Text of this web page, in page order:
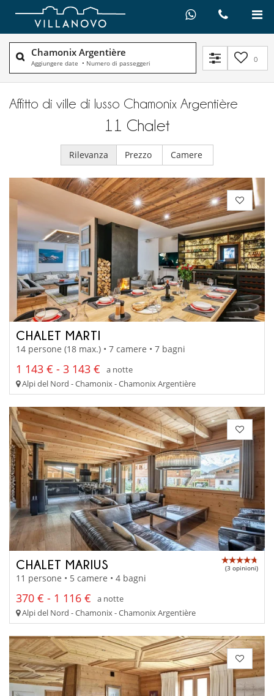
Chamonix Argentière
Aggiungere date • Numero di passeggeri 0
Affitto di ville di lusso Chamonix Argentière
11 Chalet
Rilevanza Prezzo Camere
CHALET MARTI
14 persone (18 max.) • 7 camere • 7 bagni
1 143 € - 3 143 €
a notte
Alpi del Nord - Chamonix - Chamonix Argentière
CHALET MARIUS (3 opinioni)
11 persone • 5 camere • 4 bagni
370 € - 1 116 €
a notte
Alpi del Nord - Chamonix - Chamonix Argentière